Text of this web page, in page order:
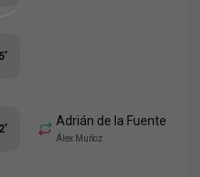
’
Adrián de la Fuente
Álex Muñoz
’